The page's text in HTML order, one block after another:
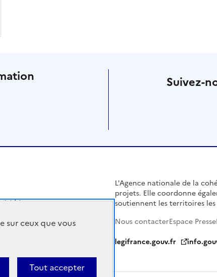
sur ceux que vous
Tout accepter
Suivez-
L'Agence nationale de la
projets. Elle coordonne
soutiennent les territoires les
Nous contacterEspace Presse
legifrance.gouv.fr